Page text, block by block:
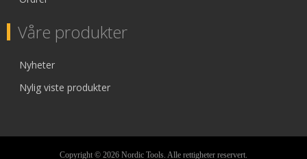
Våre produkter
Nyheter
Nylig viste produkter
Copyright © 2026 Nordic Tools. Alle rettigheter reservert.